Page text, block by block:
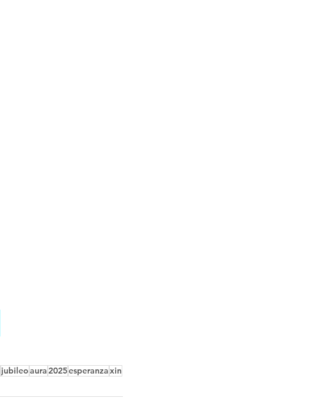
jubileoaura2025esperanzaxin